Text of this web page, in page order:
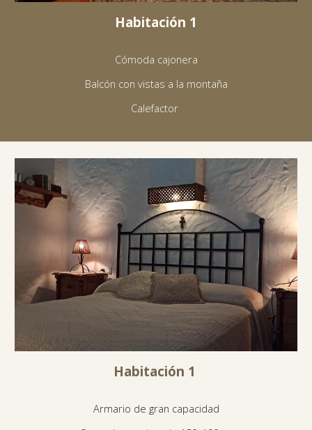
Habitación 1
Cómoda cajonera
Balcón con vistas a la montaña
Calefactor
Habitación 1
Armario de gran capacidad